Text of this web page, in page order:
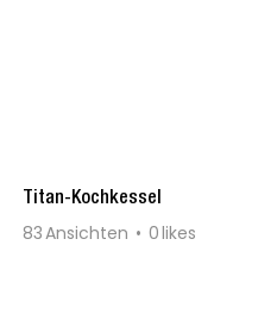
Titan-Kochkessel
83Ansichten 0likes